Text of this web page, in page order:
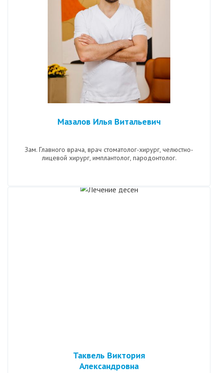
Мазалов Илья Витальевич
Зам. Главного врача, врач стоматолог-хирург, челюстно-
лицевой хирург, имплантолог, пародонтолог.
Таквель Виктория
Александровна